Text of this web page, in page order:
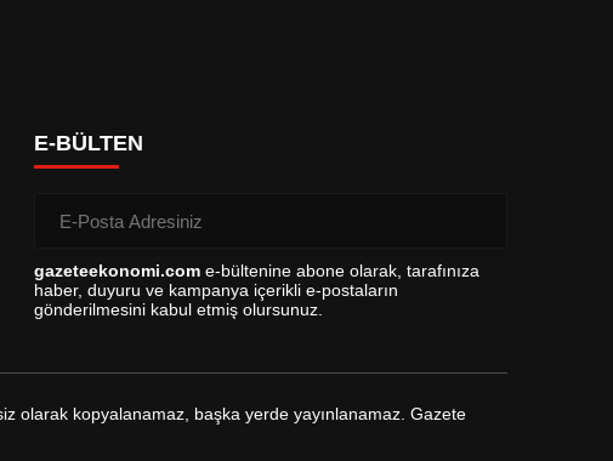
E-BÜLTEN
gazeteekonomi.com e-bültenine abone olarak, tarafınıza
haber, duyuru ve kampanya içerikli e-postaların
gönderilmesini kabul etmiş olursunuz.
olarak kopyalanamaz, başka yerde yayınlanamaz. Gazete